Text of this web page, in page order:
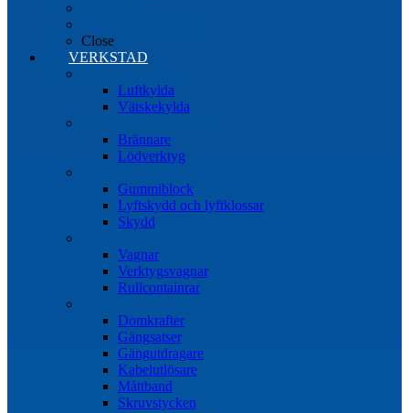
Close
VERKSTAD
Luftkylda
Vätskekylda
Brännare
Lödverktyg
Gummiblock
Lyftskydd och lyftklossar
Skydd
Vagnar
Verktygsvagnar
Rullcontainrar
Domkrafter
Gängsatser
Gängutdragare
Kabelutlösare
Måttband
Skruvstycken